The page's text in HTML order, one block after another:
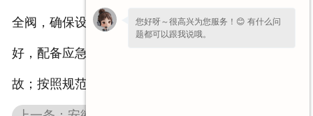
全阀，确保设备正常运行；存储场地需保持通风良
好，配备应急处理设备，避免液氨泄漏造成安全事
故；按照规范进行充装与排放，避免违规操作。
您好呀～很高兴为您服务！😊 有什么问
题都可以跟我说哦。